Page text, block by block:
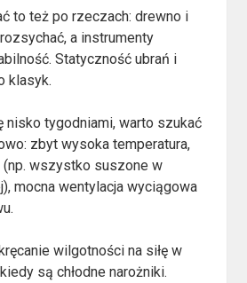
to też po rzeczach: drewno i
a instrumenty
Statyczność ubrań i
klasyk.
nisko tygodniami, warto szukać
zbyt wysoka temperatura,
(np. wszystko suszone w
mocna wentylacja wyciągowa
wilgotności na siłę w
są chłodne narożniki.